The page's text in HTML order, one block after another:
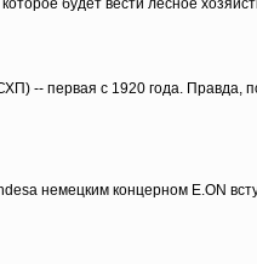
будет вести лесное
-- первая с 1920 года.
немецким концерном E.ON